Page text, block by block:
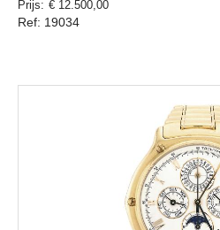
Prijs € 12.500,00
Ref: 19034